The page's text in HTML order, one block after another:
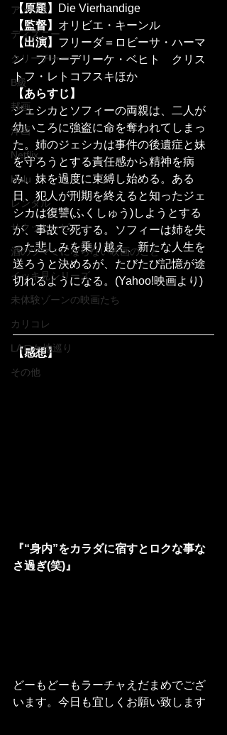
アメコミ
ディズニー
クリーチャー
B級
邦画
洋画
Netflix
Hulu
レンタル
サクッとレビュー
酒のツマミにならない映画のこと
イッキ見シリーズ
未体験ゾーンの映画たち
カリコレ
LAロケ地巡り
その他
【原題】
Die Vierhandige
【監督】 オリビエ・キーンル
【出演】 フリーダ＝ロビーサ・ハーマ
ン　フリーデリーケ・ベヒト　クリス
トフ・レトコフスキほか
【あらすじ】
ジェシカとソフィーの両親は、二人が
幼いころに強盗に命を奪われてしまっ
た。姉のジェシカは事件の後遺症と妹
を守ろうとする責任感から精神を病
み、妹を過度に束縛し始める。ある
日、犯人が刑期を終えると知ったジェ
シカは復讐(ふくしゅう)しようとする
が、事故で死する。ソフィーは姉を失
った悲しみを乗り越え、新たな人生を
送ろうと決めるが、たびたび記憶が途
切れるようになる。(Yahoo!映画より)
【感想】
『“身内”をカラダに宿すとロクな事な
さ過ぎ(笑)』
どーもどーもラーチャえだまめでござ
います。今日も宜しくお願い致します